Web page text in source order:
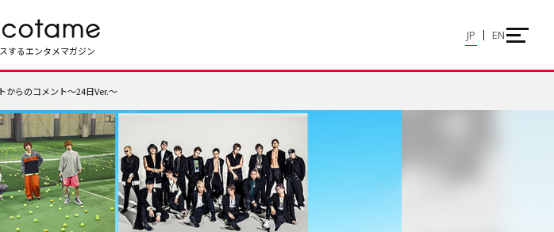
するエンタメマガジン
JP EN
からのコメント～24日Ver.～